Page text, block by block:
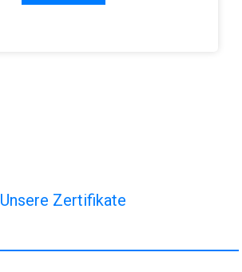
Unsere Zertifikate